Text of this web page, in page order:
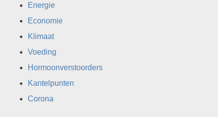
Energie
Economie
Klimaat
Voeding
Hormoonverstoorders
Kantelpunten
Corona